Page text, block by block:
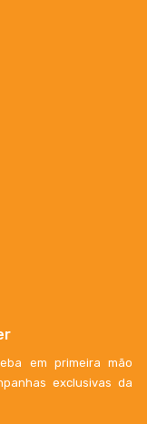
em primeira mão
exclusivas da